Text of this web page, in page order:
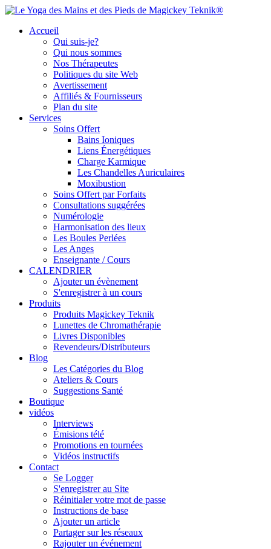
Accueil
Qui suis-je?
Qui nous sommes
Nos Thérapeutes
Politiques du site Web
Avertissement
Affiliés & Fournisseurs
Plan du site
Services
Soins Offert
Bains Ioniques
Liens Énergétiques
Charge Karmique
Les Chandelles Auriculaires
Moxibustion
Soins Offert par Forfaits
Consultations suggérées
Numérologie
Harmonisation des lieux
Les Boules Perlées
Les Anges
Enseignante / Cours
CALENDRIER
Ajouter un évènement
S'enregistrer à un cours
Produits
Produits Magickey Teknik
Lunettes de Chromathérapie
Livres Disponibles
Revendeurs/Distributeurs
Blog
Les Catégories du Blog
Ateliers & Cours
Suggestions Santé
Boutique
vidéos
Interviews
Émisions télé
Promotions en tournées
Vidéos instructifs
Contact
Se Logger
S'enregistrer au Site
Réinitialer votre mot de passe
Instructions de base
Ajouter un article
Partager sur les réseaux
Rajouter un événement